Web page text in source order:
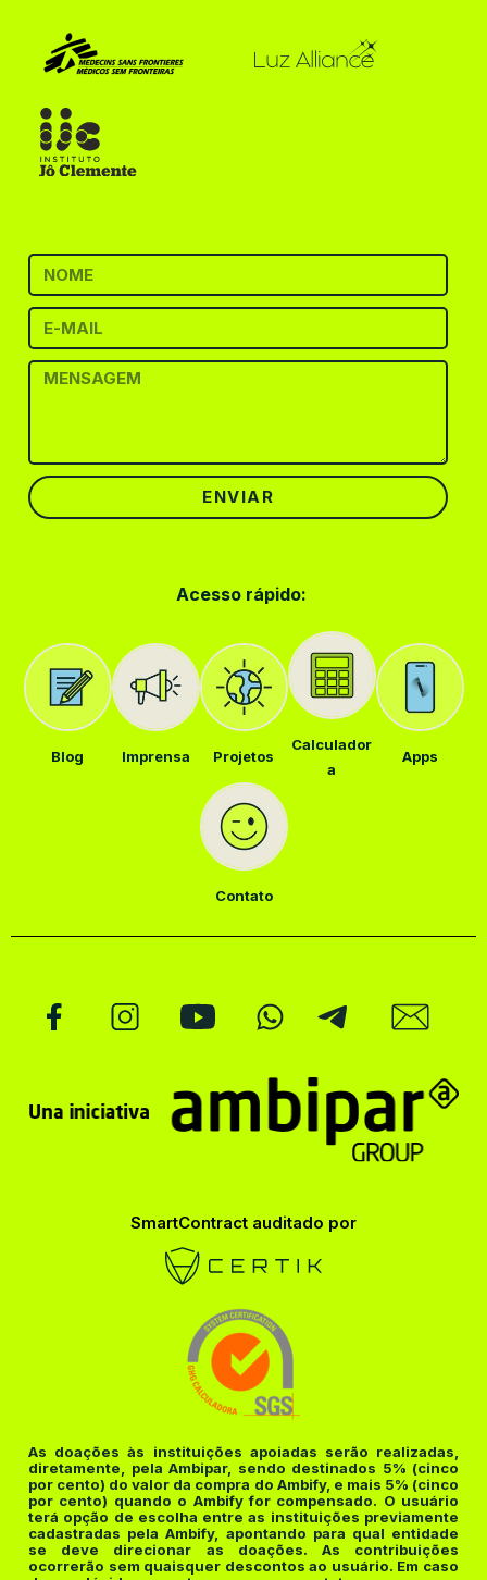
ENVIAR
Acesso rápido:
Blog Imprensa Projetos
Calculador
a
Apps
Contato
SmartContract auditado por
As doações às instituições apoiadas serão realizadas,
diretamente, pela Ambipar, sendo destinados 5% (cinco
por cento) do valor da compra do Ambify, e mais 5% (cinco
por cento) quando o Ambify for compensado. O usuário
terá opção de escolha entre as instituições previamente
cadastradas pela Ambify, apontando para qual entidade
se deve direcionar as doações. As contribuições
ocorrerão sem quaisquer descontos ao usuário. Em caso